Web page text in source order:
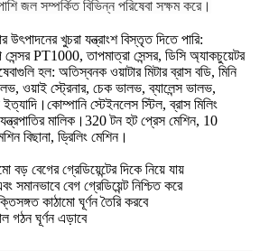
জল সম্পর্কিত বিভিন্ন পরিষেবা সক্ষম করে।
উৎপাদনের খুচরা যন্ত্রাংশ বিস্তৃত দিতে পারি:
PT1000, তাপমাত্রা সেন্সর, ডিসি অ্যাকচুয়েটর
হল: অতিস্বনক ওয়াটার মিটার ব্রাস বডি, মিনি
ওয়াই স্ট্রেনার, চেক ভালভ, ব্যালেন্স ভালভ,
স্টেইনলেস স্টিল, ব্রাস মিলিং
মালিক।320 টন হট প্রেস মেশিন, 10
বিছানা, ড্রিলিং মেশিন।
বড় বেগের গ্রেডিয়েন্টের দিকে নিয়ে যায়
বেগ গ্রেডিয়েন্ট নিশ্চিত করে
কাঠামো ঘূর্ণন তৈরি করবে
গঠন ঘূর্ণন এড়াবে